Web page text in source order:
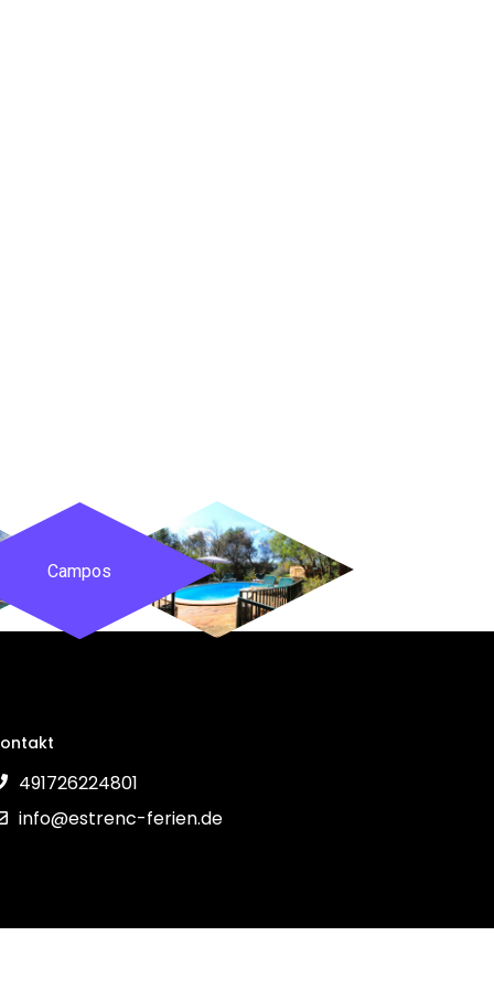
Campos
491726224801
info@estrenc-ferien.de